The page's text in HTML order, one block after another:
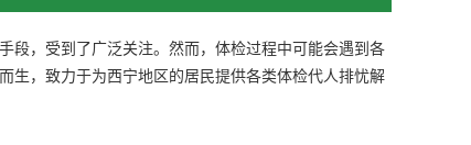
段，受到了广泛关注。然而，体检过程中可能会遇到各
生，致力于为西宁地区的居民提供各类体检代人排忧解